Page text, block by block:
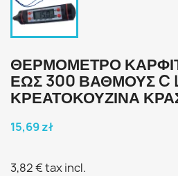
ΘΕΡΜΌΜΕΤΡΟ
ΈΩΣ 300 ΒΑΘΜΟΎΣ C
ΚΡΕΑΤΟΚΟΥΖΙΝΑ
15,69 zł
3,82 €tax incl.